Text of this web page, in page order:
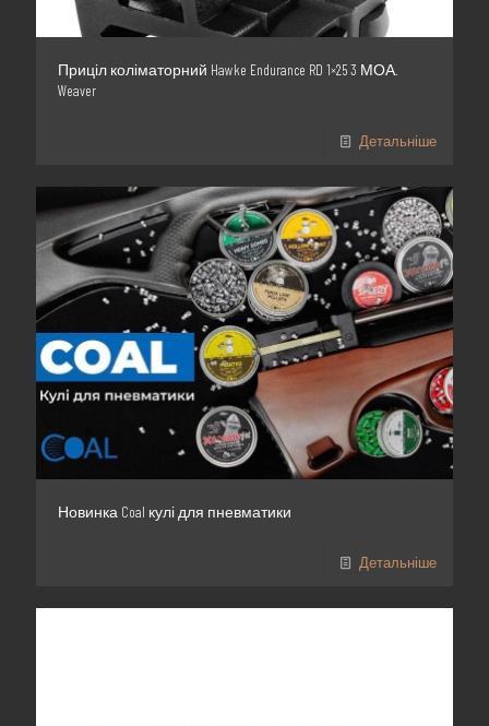
Приціл коліматорний Hawke Endurance RD 1×25 3 МОА.
Weaver
Детальніше
Новинка Coal кулі для пневматики
Детальніше